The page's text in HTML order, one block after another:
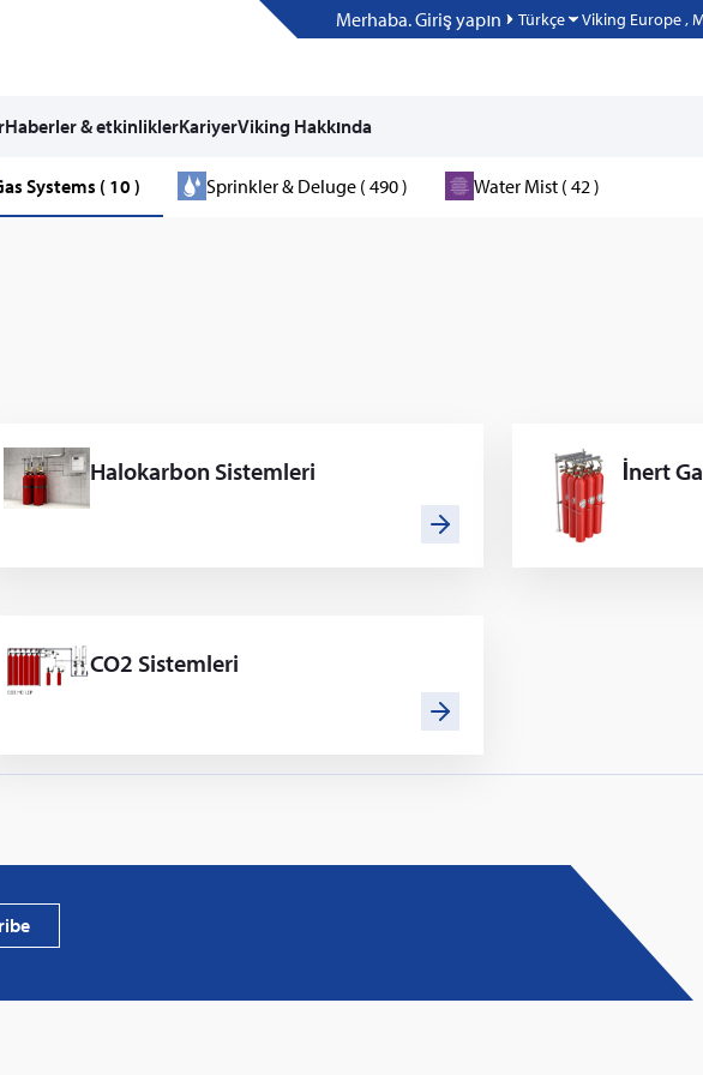
Merhaba. Giriş yapın Türkçe Viking Europe ,
Haberler & etkinliklerKariyerViking Hakkında
Systems ( 10 ) Sprinkler & Deluge ( 490 ) Water Mist ( 42 )
Halokarbon Sistemleri İnert
CO2 Sistemleri